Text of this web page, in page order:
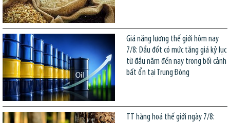
Giá năng lượng thế giới hôm nay
7/8: Dầu đốt có mức tăng giá kỷ lục
từ đầu năm đến nay trong bối cảnh
bất ổn tại Trung Đông
TT hàng hoá thế giới ngày 7/8: